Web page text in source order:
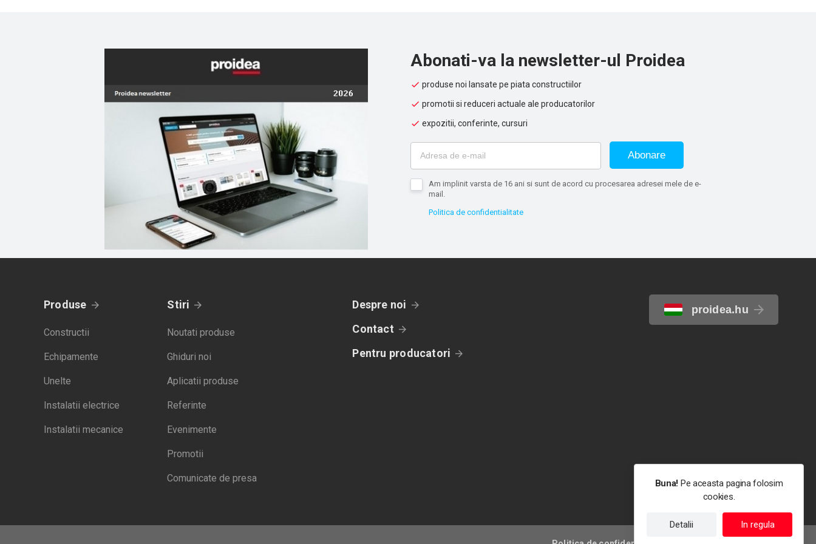
Abonati-va la newsletter-ul Proidea
produse noi lansate pe piata constructiilor
promotii si reduceri actuale ale producatorilor
expozitii, conferinte, cursuri
Abonare
Am implinit varsta de 16 ani si sunt de acord cu procesarea adresei mele de e-
mail.
Politica de confidentialitate
Produse
Constructii
Echipamente
Unelte
Instalatii electrice
Instalatii mecanice
Stiri
Noutati produse
Ghiduri noi
Aplicatii produse
Referinte
Evenimente
Promotii
Comunicate de presa
Despre noi
Contact
Pentru producatori
proidea.hu
Buna! Pe aceasta pagina folosim
cookies.
Detalii In regula